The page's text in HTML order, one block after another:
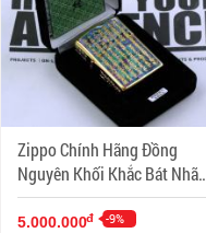
Zippo Chính Hãng Đồng
Nguyên Khối Khắc Bát Nhã
Tâm Kinh Khảm Trai Xanh
5.000.000đ -9%